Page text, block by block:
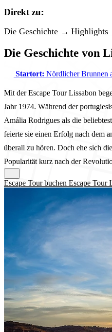
Direkt zu:
Die Geschichte →
Die Geschichte von
Startort: Nördlicher Brunnen
Mit der Escape Tour Lissabon
Jahr 1974. Während der
Amália Rodrigues als die
feierte sie einen Erfolg nach dem
überall zu hören. Doch ehe sich
Popularität kurz nach der
Escape Tour buchen Escape Tour